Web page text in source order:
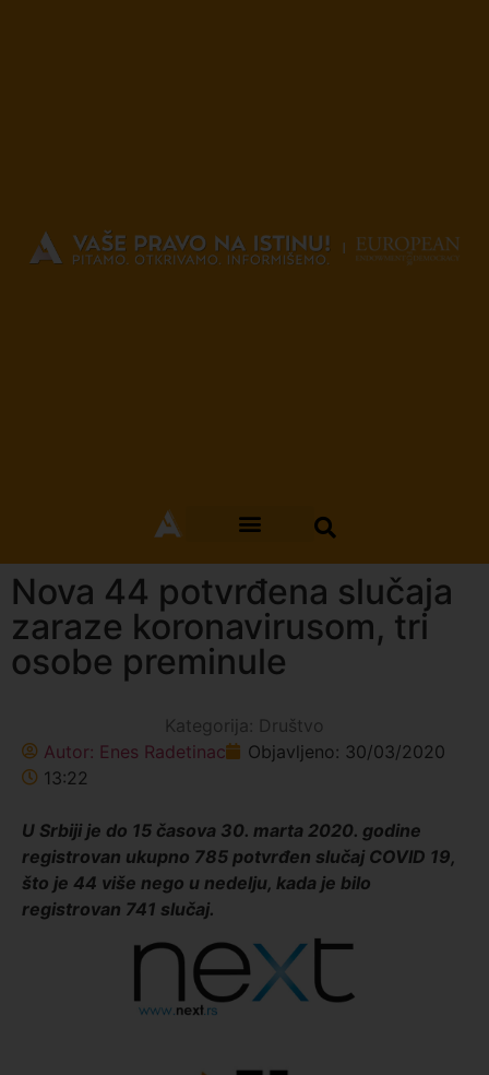
Nova 44 potvrđena slučaja
zaraze koronavirusom, tri
osobe preminule
Kategorija: Društvo
Autor: Enes Radetinac Objavljeno: 30/03/2020
13:22
U Srbiji je do 15 časova 30. marta 2020. godine
registrovan ukupno 785 potvrđen slučaj COVID 19,
što je 44 više nego u nedelju, kada je bilo
registrovan 741 slučaj.